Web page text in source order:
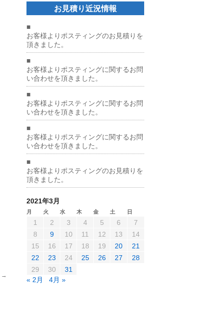
→
お見積り近況情報
■
お客様よりポスティングのお見積りを
頂きました。
■
お客様よりポスティングに関するお問
い合わせを頂きました。
■
お客様よりポスティングに関するお問
い合わせを頂きました。
■
お客様よりポスティングに関するお問
い合わせを頂きました。
■
お客様よりポスティングのお見積りを
頂きました。
2021年3月
月 火 水 木 金 土 日
1 2 3 4 5 6
7
8
9 10 11 12 13
14
15
16 17 18 19 20
21
22
23 24 25 26 27
28
29
30
31
« 2月
4月 »